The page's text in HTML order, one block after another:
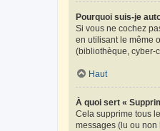
Pourquoi suis-je
Si vous ne cochez
en utilisant le même
(bibliothèque, cyber-
Haut
À quoi sert «
Cela supprime tous
messages (lu ou